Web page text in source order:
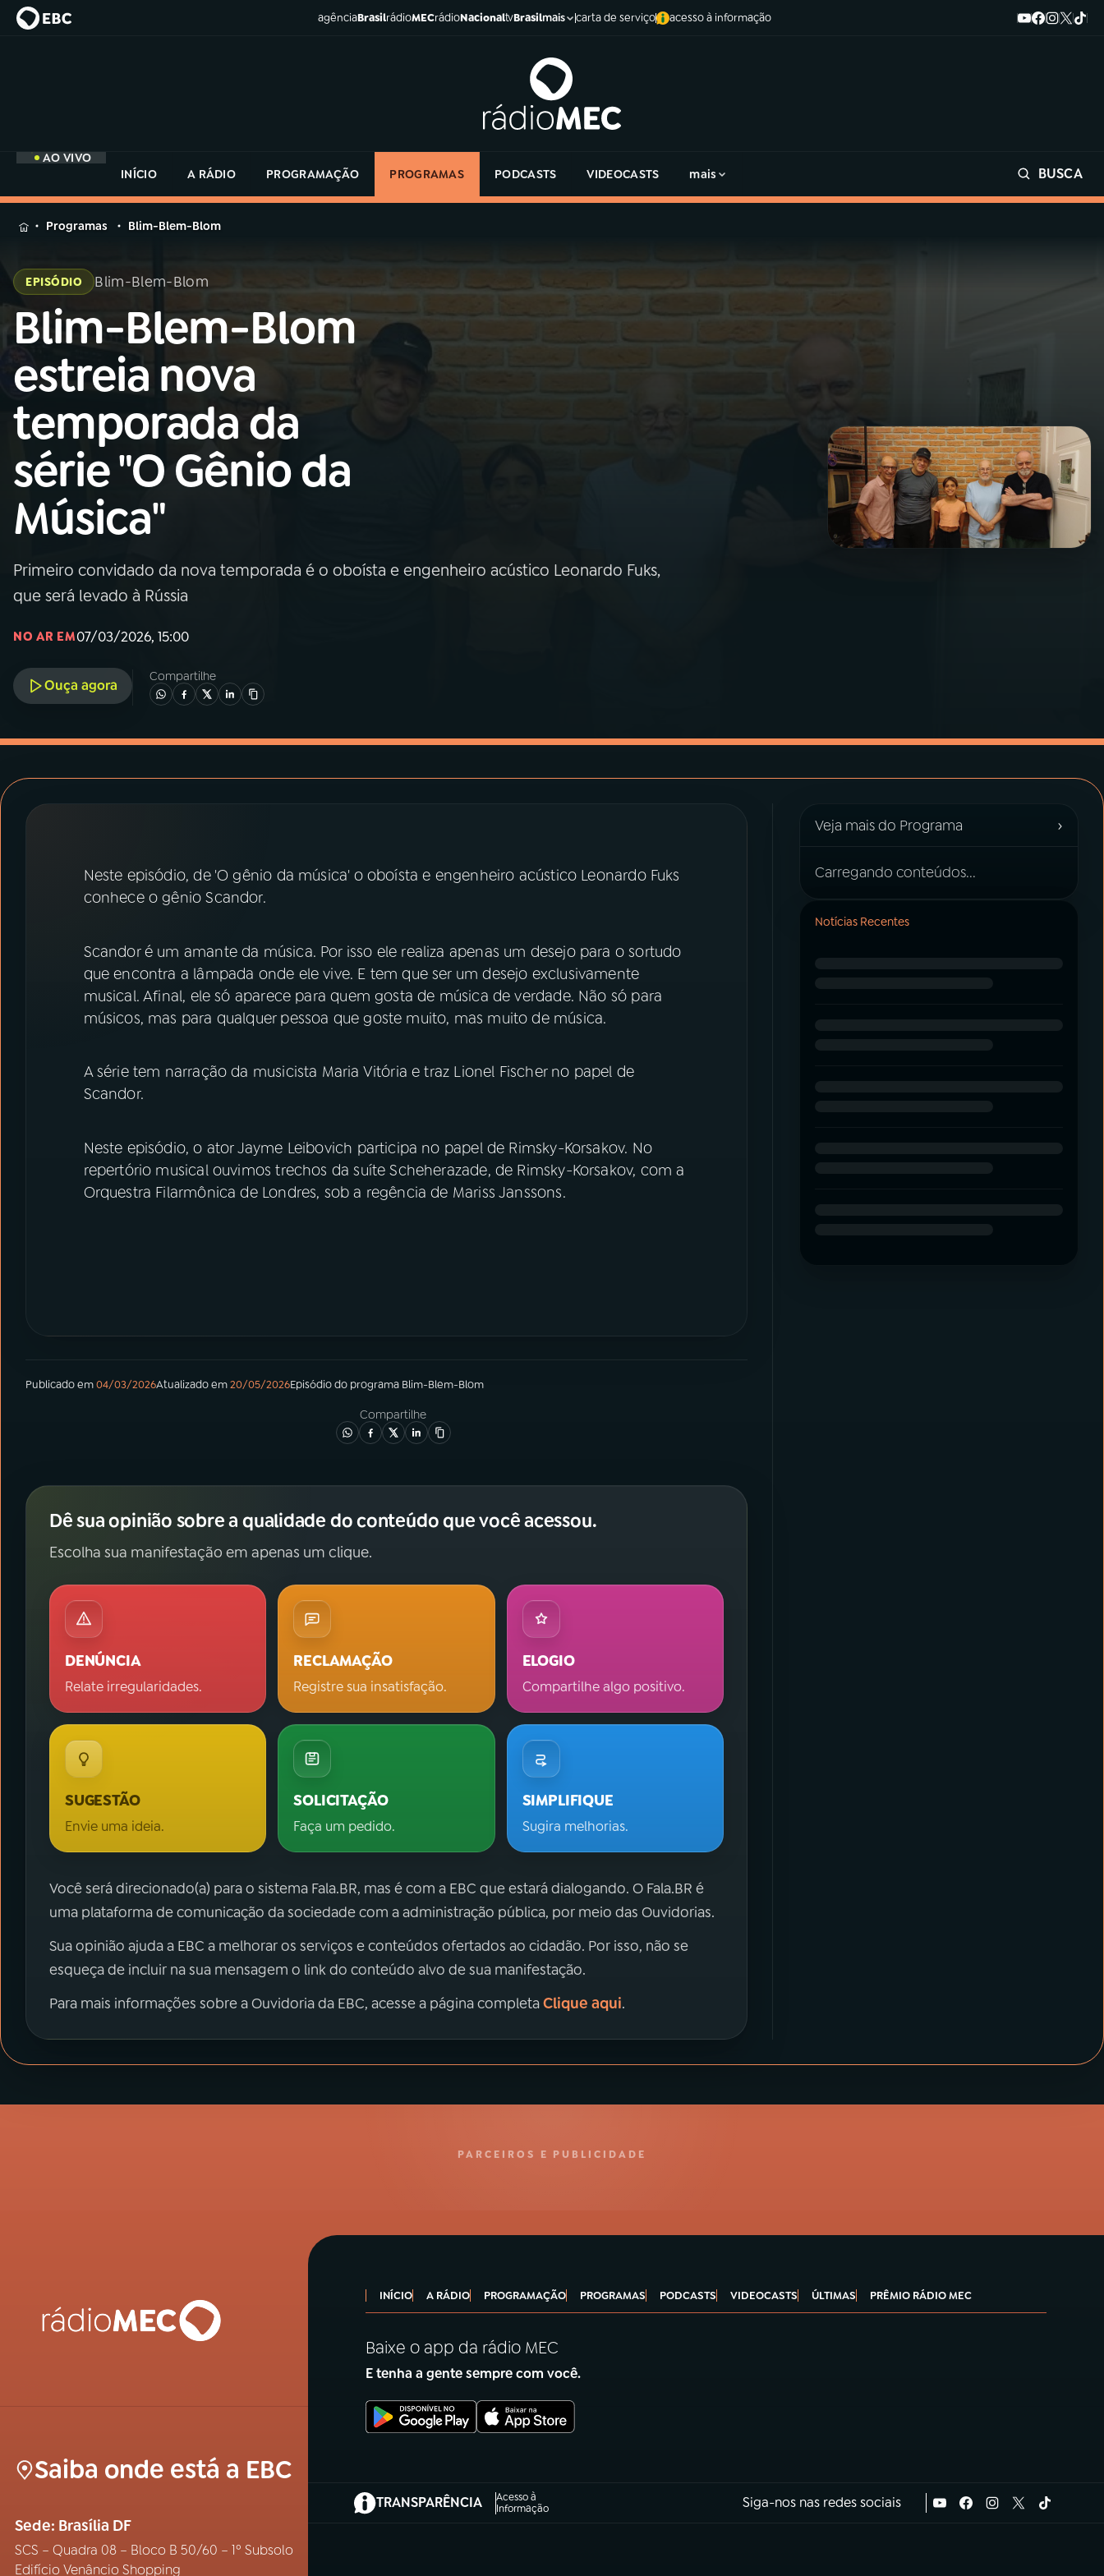
agênciaBrasilrádioMECrádioNacionaltvBrasilmais carta de serviço acesso à informação
AO VIVO
INÍCIO
A RÁDIO PROGRAMAÇÃO PROGRAMAS PODCASTS VIDEOCASTS mais BUSCA
MENU
Buscar
na
Rádio
MEC
01INÍCIO
02 A RÁDIO
PROGRAMAÇÃO
04 PROGRAMAS
05 PODCASTS
06VIDEOCASTS
07ÚLTIMAS
Facebook
na
Rádio
MEC
Programas Blim-Blem-Blom
EPISÓDIO Blim-Blem-Blom
Blim-Blem-Blom
estreia nova
temporada da
série "O Gênio da
Música"
Primeiro convidado da nova temporada é o oboísta e engenheiro acústico Leonardo Fuks,
que será levado à Rússia
NO AR EM07/03/2026, 15:00
Ouça agora
Compartilhe
Neste episódio, de 'O gênio da música' o oboísta e engenheiro acústico Leonardo Fuks
conhece o gênio Scandor.
Scandor é um amante da música. Por isso ele realiza apenas um desejo para o sortudo
que encontra a lâmpada onde ele vive. E tem que ser um desejo exclusivamente
musical. Afinal, ele só aparece para quem gosta de música de verdade. Não só para
músicos, mas para qualquer pessoa que goste muito, mas muito de música.
A série tem narração da musicista Maria Vitória e traz Lionel Fischer no papel de
Scandor.
Neste episódio, o ator Jayme Leibovich participa no papel de Rimsky-Korsakov. No
repertório musical ouvimos trechos da suíte Scheherazade, de Rimsky-Korsakov, com a
Orquestra Filarmônica de Londres, sob a regência de Mariss Janssons.
Publicado em04/03/2026Atualizado em20/05/2026Episódiodo programa Blim-Blem-Blom
Compartilhe
Dê sua opinião sobre a qualidade do conteúdo que você acessou.
Escolha sua manifestação em apenas um clique.
DENÚNCIA
Relate irregularidades.
RECLAMAÇÃO
Registre sua insatisfação.
ELOGIO
Compartilhe algo positivo.
SUGESTÃO
Envie uma ideia.
SOLICITAÇÃO
Faça um pedido.
SIMPLIFIQUE
Sugira melhorias.
Você será direcionado(a) para o sistema Fala.BR, mas é com a EBC que estará dialogando. O Fala.BR é
uma plataforma de comunicação da sociedade com a administração pública, por meio das Ouvidorias.
Sua opinião ajuda a EBC a melhorar os serviços e conteúdos ofertados ao cidadão. Por isso, não se
esqueça de incluir na sua mensagem o link do conteúdo alvo de sua manifestação.
Para mais informações sobre a Ouvidoria da EBC, acesse a página completaClique aqui.
Veja mais do Programa ›
Carregando conteúdos...
Notícias Recentes
PARCEIROS E PUBLICIDADE
Saiba onde está a EBC
Sede: Brasília DF
SCS – Quadra 08 – Bloco B 50/60 – 1º Subsolo
Edifício Venâncio Shopping
INÍCIO A RÁDIO PROGRAMAÇÃO PROGRAMAS PODCASTS VIDEOCASTS ÚLTIMAS PRÊMIO RÁDIO MEC
Baixe o app da rádio MEC
E tenha a gente sempre com você.
TRANSPARÊNCIA
Acesso à
Informação
(abre em nova aba) Siga-nos nas redes sociais